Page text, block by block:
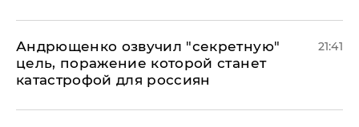
Андрющенко озвучил "секретную"
цель, поражение которой станет
катастрофой для россиян
21:41